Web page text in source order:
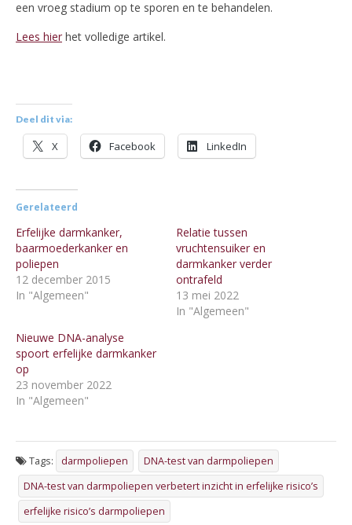
een vroeg stadium op te sporen en te behandelen.
Lees hier het volledige artikel.
Deel dit via:
X Facebook LinkedIn
Gerelateerd
Erfelijke darmkanker,
baarmoederkanker en
poliepen
12 december 2015
In "Algemeen"
Relatie tussen
vruchtensuiker en
darmkanker verder
ontrafeld
13 mei 2022
In "Algemeen"
Nieuwe DNA-analyse
spoort erfelijke darmkanker
op
23 november 2022
In "Algemeen"
Tags: darmpoliepen
DNA-test van darmpoliepen
DNA-test van darmpoliepen verbetert inzicht in erfelijke risico’s
erfelijke risico’s darmpoliepen